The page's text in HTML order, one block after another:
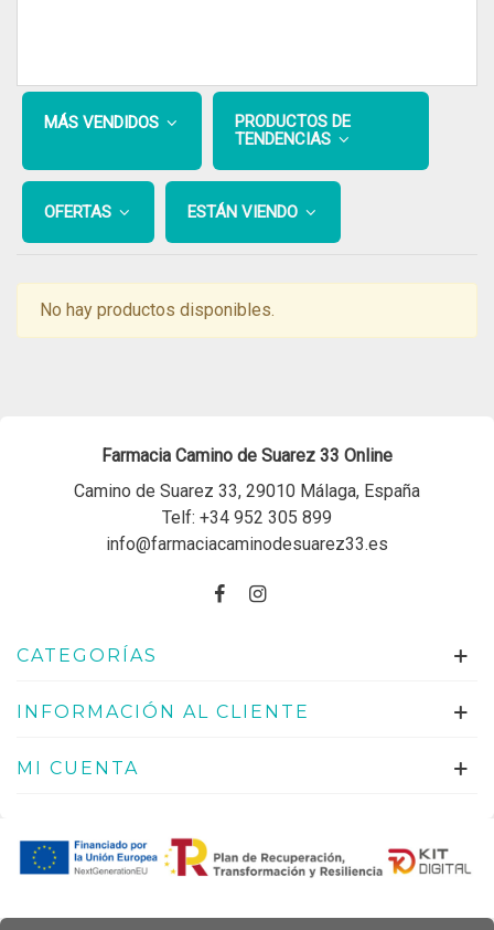
MÁS VENDIDOS
PRODUCTOS DE
TENDENCIAS
OFERTAS ESTÁN VIENDO
No hay productos disponibles.
Farmacia Camino de Suarez 33 Online
Camino de Suarez 33, 29010 Málaga, España
Telf: +34 952 305 899
info@farmaciacaminodesuarez33.es
CATEGORÍAS
INFORMACIÓN AL CLIENTE
MI CUENTA